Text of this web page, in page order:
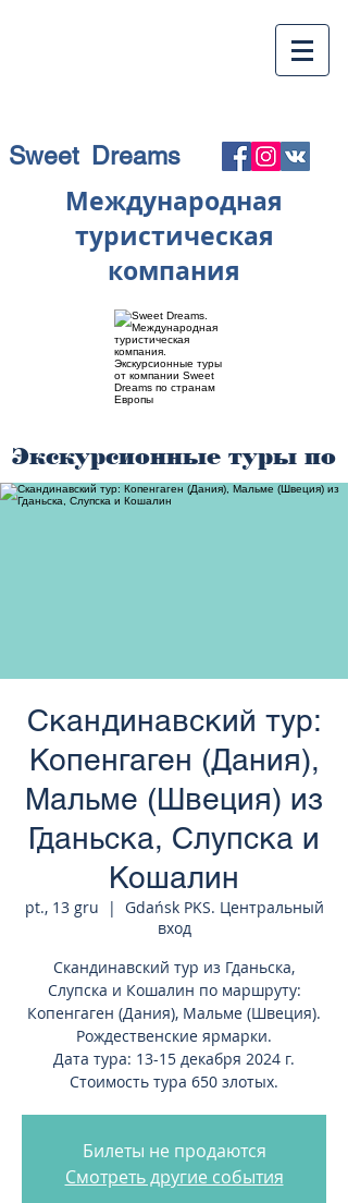
Sweet Dreams
Международная
туристическая
компания
Экскурсионные туры по
странам Европы
Скандинавский тур:
Копенгаген (Дания),
Мальме (Швеция) из
Гданьска, Слупска и
Кошалин
pt., 13 gru
  |
Gdańsk PKS. Центральный
вход
Скандинавский тур из Гданьска,
Слупска и Кошалин по маршруту:
Копенгаген (Дания), Мальме (Швеция).
Рождественские ярмарки.
Дата тура: 13-15 декабря 2024 г.
Стоимость тура 650 злотых.
Билеты не продаются
Смотреть другие события